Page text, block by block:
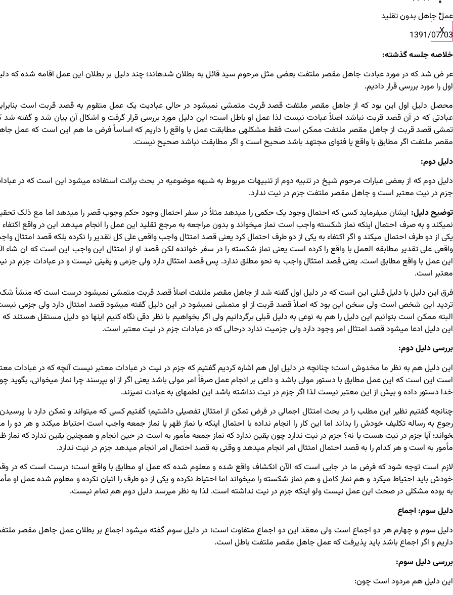
تماس با ما
X
عمل جاهل بدون تقلید
1391/07/03
خلاصه جلسه گذشته:
عر ض شد که در مورد عبادت جاهل مقصر ملتفت بعضی مثل مرحوم سید قائل به بطلان شده­اند؛ چند دلیل بر بطلان این عمل اقامه شده که
اول را مورد بررسی قرار دادیم.
محصل دلیل اول این بود که از جاهل مقصر ملتفت قصد قربت متمشی نمی­شود در حالی عبادیت یک عمل متقوم به قصد قربت است
عبادتی که در آن قصد قربت نباشد اصلاً عبادت نیست لذا عمل او باطل است؛ این دلیل مورد بررسی قرار گرفت و اشکال آن بیان شد و گفته شد
تمشی قصد قربت از جاهل مقصر ملتفت ممکن است فقط مشکله­ی مطابقت عمل با واقع را داریم که اساساً فرض ما هم این است که عمل
مقصر ملتفت اگر مطابق با واقع یا فتوای مجتهد باشد صحیح است و اگر مطابقت نباشد صحیح نیست.
دلیل دوم:
دلیل دوم که از بعضی عبارات مرحوم شیخ در تنبیه دوم از تنبیهات مربوط به شبهه موضوعیه در بحث برائت استفاده می­شود این است که در
جزم در نیت معتبر است و جاهل مقصر ملتفت جزم در نیت ندارد.
توضیح دلیل: ایشان می­فرماید کسی که احتمال وجود یک حکمی را می­دهد مثلاً در سفر احتمال وجود حکم وجوب قصر را می­دهد اما مع ذلک
نمی­کند و به صرف احتمال اینکه نماز شکسته واجب است نماز می­خواند و بدون مراجعه به مرجع تقلید این عمل را انجام می­دهد این در واقع اکتفاء
یکی از دو طرف احتمال می­کند و اگر اکتفاء به یکی از دو طرف احتمال کرد یعنی قصد امتثال واجب واقعی علی کل تقدیر را نکرده بلکه قصد امتثال
واقعی علی تقدیر مطابقه العمل با واقع را کرده است یعنی نماز شکسته را در سفر خوانده لکن قصد او از امتثال این واجب این است که ان شاء
این عمل با واقع مطابق است. یعنی قصد امتثال واجب به نحو مطلق ندارد. پس قصد امتثال دارد ولی جزمی و یقینی نیست و در عبادات جزم در
معتبر است.
فرق این دلیل با دلیل قبلی این است که در دلیل اول گفته شد از جاهل مقصر ملتفت اصلاً قصد قربت متمشی نمی­شود درست است که منشأ
تردید این شخص است ولی سخن این بود که اصلاً قصد قربت از او متمشی نمی­شود در این دلیل گفته می­شود قصد امتثال دارد ولی جزمی
البته ممکن است بتوانیم این دلیل را هم به نوعی به دلیل قبلی برگردانیم ولی اگر بخواهیم با نظر دقی نگاه کنیم اینها دو دلیل مستقل هستند که
این دلیل ادعا می­شود قصد امتثال امر وجود دارد ولی جزمیت ندارد درحالی که در عبادات جزم در نیت معتبر است.
بررسی دلیل دوم:
این دلیل هم به نظر ما مخدوش است؛ چنانچه در دلیل اول هم اشاره کردیم گفتیم که جزم در نیت در عبادات معتبر نیست آنچه که در عبادات
است این است که این عمل مطابق با دستور مولی باشد و داعی بر انجام عمل صرفاً امر مولی باشد یعنی اگر از او بپرسند چرا نماز می­خوانی، بگوید
خدا دستور داده و بیش از این معتبر نیست لذا اگر جزم در نیت نداشته باشد این لطمه­ای به عبادت نمی­زند.
چنانچه گفتیم نظیر این مطلب را در بحث امتثال اجمالی در فرض تمکن از امتثال تفصیلی داشتیم؛ گفتیم کسی که می­تواند و تمکن دارد با
خواند؛ آیا جزم در نیت هست یا نه؟ جزم در نیت ندارد چون یقین ندارد که نماز جمعه مأمور به است در حین انجام و همچنین یقین ندارد که نماز
مأمور به است و هر کدام را به قصد احتمال امتثال امر انجام می­دهد و وقتی به قصد احتمال امر انجام می­دهد جزم در نیت ندارد.
لازم است توجه شود که فرض ما در جایی است که الآن انکشاف واقع شده و معلوم شده که عمل او مطابق با واقع است؛ درست است که در
خودش باید احتیاط می­کرد و هم نماز کامل و هم نماز شکسته را می­خواند اما احتیاط نکرده و یکی از دو طرف را اتیان نکرده و معلوم شده عمل او
به بوده مشکلی در صحت این عمل نیست ولو اینکه جزم در نیت نداشته است. لذا به نظر می­رسد دلیل دوم هم تمام نیست.
دلیل سوم: اجماع
دلیل سوم و چهارم هر دو اجماع است ولی معقد این دو اجماع متفاوت است؛ در دلیل سوم گفته می­شود اجماع بر بطلان عمل جاهل مقصر
داریم و اگر اجماع باشد باید پذیرفت که عمل جاهل مقصر ملتفت باطل است.
بررسی دلیل سوم:
این دلیل هم مردود است چون: